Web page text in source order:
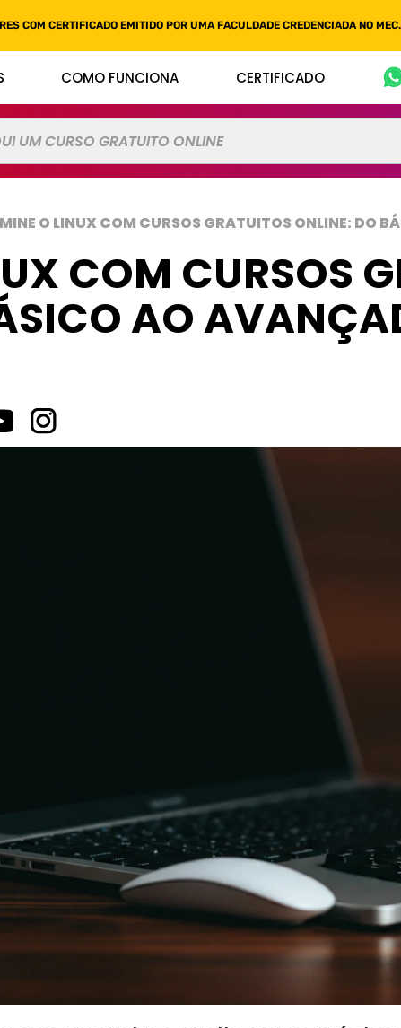
COM CERTIFICADO EMITIDO POR UMA FACULDADE CREDENCIADA NO
COMO FUNCIONA CERTIFICADO
O LINUX COM CURSOS GRATUITOS ONLINE: DO
COM CURSOS
AO